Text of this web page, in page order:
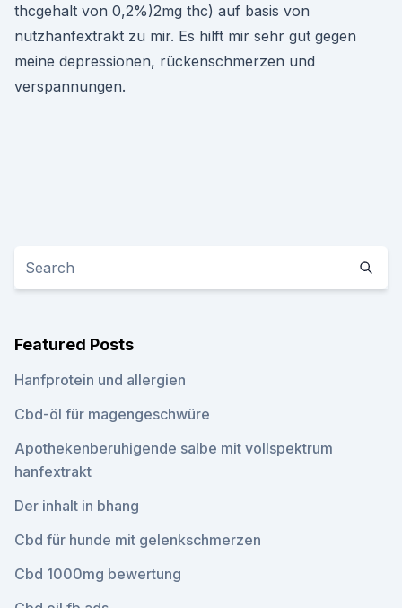
thcgehalt von 0,2%)2mg thc) auf basis von
nutzhanfextrakt zu mir. Es hilft mir sehr gut gegen
meine depressionen, rückenschmerzen und
verspannungen.
Featured Posts
Hanfprotein und allergien
Cbd-öl für magengeschwüre
Apothekenberuhigende salbe mit vollspektrum
hanfextrakt
Der inhalt in bhang
Cbd für hunde mit gelenkschmerzen
Cbd 1000mg bewertung